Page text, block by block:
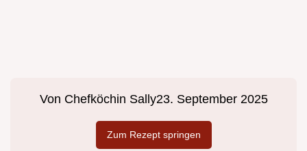
Von Chefköchin Sally23. September 2025
Zum Rezept springen